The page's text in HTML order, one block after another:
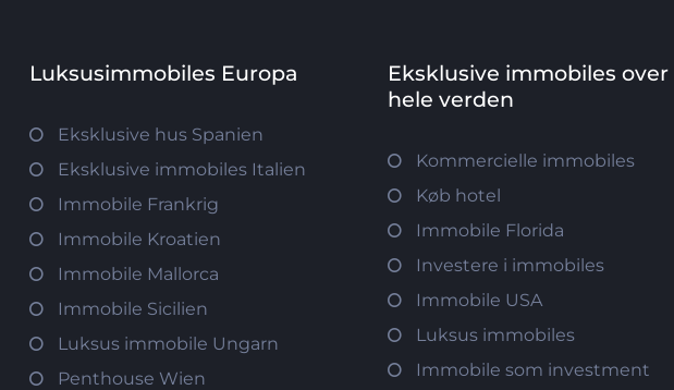
Luksusimmobiles Europa
Eksklusive hus Spanien
Eksklusive immobiles Italien
Immobile Frankrig
Immobile Kroatien
Immobile Mallorca
Immobile Sicilien
Luksus immobile Ungarn
Penthouse Wien
Eksklusive immobiles over
hele verden
Kommercielle immobiles
Køb hotel
Immobile Florida
Investere i immobiles
Immobile USA
Luksus immobiles
Immobile som investment